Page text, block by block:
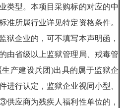
类型。本项目采购标的对应的中
准所属行业详见特定资格条件。
狱企业的，可不填写本声明函，
由省级以上监狱管理局、戒毒管
产建设兵团)出具的属于监狱企
进行认定，监狱企业视同小型、
供应商为残疾人福利性单位的，